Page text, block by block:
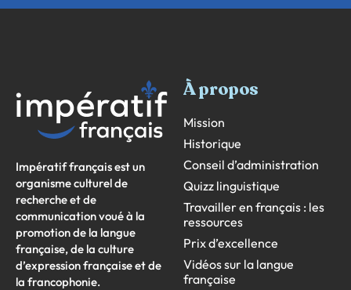
Impératif français est un
organisme culturel de
recherche et de
communication voué à la
promotion de la langue
française, de la culture
d’expression française et de
la francophonie.
À propos
Mission
Historique
Conseil d’administration
Quizz linguistique
Travailler en français : les
ressources
Prix d’excellence
Vidéos sur la langue
française